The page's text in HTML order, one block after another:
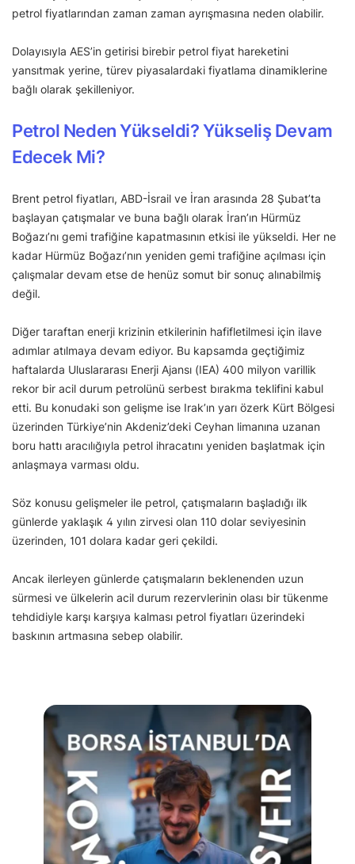
petrol fiyatlarından zaman zaman ayrışmasına neden olabilir.
Dolayısıyla AES’in getirisi birebir petrol fiyat hareketini
yansıtmak yerine, türev piyasalardaki fiyatlama dinamiklerine
bağlı olarak şekilleniyor.
Petrol Neden Yükseldi? Yükseliş Devam
Edecek Mi?
Brent petrol fiyatları, ABD-İsrail ve İran arasında 28 Şubat’ta
başlayan çatışmalar ve buna bağlı olarak İran’ın Hürmüz
Boğazı’nı gemi trafiğine kapatmasının etkisi ile yükseldi. Her ne
kadar Hürmüz Boğazı’nın yeniden gemi trafiğine açılması için
çalışmalar devam etse de henüz somut bir sonuç alınabilmiş
değil.
Diğer taraftan enerji krizinin etkilerinin hafifletilmesi için ilave
adımlar atılmaya devam ediyor. Bu kapsamda geçtiğimiz
haftalarda Uluslararası Enerji Ajansı (IEA) 400 milyon varillik
rekor bir acil durum petrolünü serbest bırakma teklifini kabul
etti. Bu konudaki son gelişme ise Irak’ın yarı özerk Kürt Bölgesi
üzerinden Türkiye’nin Akdeniz’deki Ceyhan limanına uzanan
boru hattı aracılığıyla petrol ihracatını yeniden başlatmak için
anlaşmaya varması oldu.
Söz konusu gelişmeler ile petrol, çatışmaların başladığı ilk
günlerde yaklaşık 4 yılın zirvesi olan 110 dolar seviyesinin
üzerinden, 101 dolara kadar geri çekildi.
Ancak ilerleyen günlerde çatışmaların beklenenden uzun
sürmesi ve ülkelerin acil durum rezervlerinin olası bir tükenme
tehdidiyle karşı karşıya kalması petrol fiyatları üzerindeki
baskının artmasına sebep olabilir.